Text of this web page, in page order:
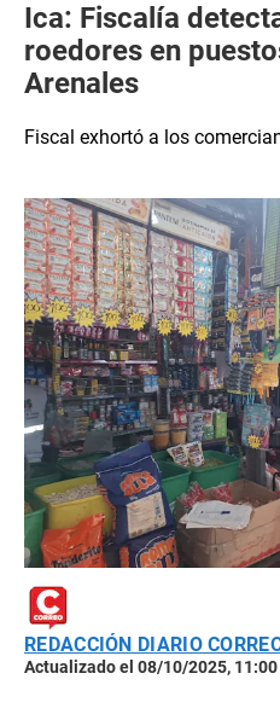
Ica: Fiscalía
roedores en
Arenales
Fiscal exhortó a los
REDACCIÓN DIARIO
Actualizado el 08/10/2025, 11:00